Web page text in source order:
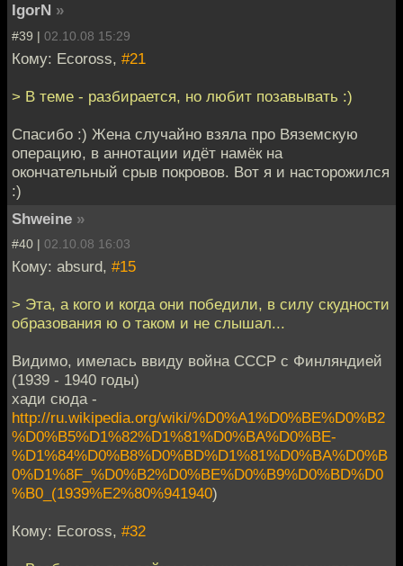
IgorN »
#39 | 02.10.08 15:29
Кому: Ecoross, #21
> В теме - разбирается, но любит позавывать :)
Спасибо :) Жена случайно взяла про Вяземскую
операцию, в аннотации идёт намёк на
окончательный срыв покровов. Вот я и насторожился
:)
Shweine »
#40 | 02.10.08 16:03
Кому: absurd, #15
> Эта, а кого и когда они победили, в силу скудности
образования ю о таком и не слышал...
Видимо, имелась ввиду война СССР с Финляндией
(1939 - 1940 годы)
хади сюда -
http://ru.wikipedia.org/wiki/%D0%A1%D0%BE%D0%B2
%D0%B5%D1%82%D1%81%D0%BA%D0%BE-
%D1%84%D0%B8%D0%BD%D1%81%D0%BA%D0%B
0%D1%8F_%D0%B2%D0%BE%D0%B9%D0%BD%D0
%B0_(1939%E2%80%941940)
Кому: Ecoross, #32